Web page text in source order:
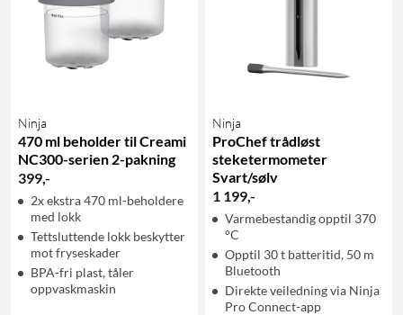
Ninja
470 ml beholder til Creami
NC300-serien 2-pakning
399,-
2x ekstra 470 ml-beholdere
med lokk
Tettsluttende lokk beskytter
mot fryseskader
BPA-fri plast, tåler
oppvaskmaskin
Ninja
ProChef trådløst
steketermometer
Svart/sølv
1 199,-
Varmebestandig opptil 370
°C
Opptil 30 t batteritid, 50 m
Bluetooth
Direkte veiledning via Ninja
Pro Connect-app